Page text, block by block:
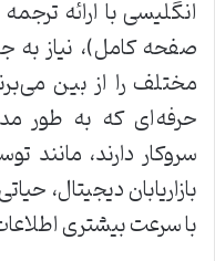
صفحه کامل)، نیاز به
مختلف را از بین
حرفه‌ای که به طور
سروکار دارند، مانند
بازاریابان دیجیتال،
با سرعت بیشتری